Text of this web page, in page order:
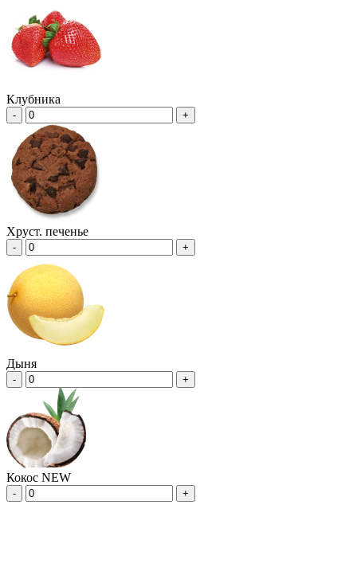
Клубника
- +
Хруст. печенье
- +
Дыня
- +
Кокос NEW
- +